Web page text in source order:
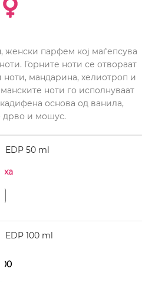
женски парфем кој маѓепсува
Горните ноти се отвораат
мандарина, хелиотроп и
ноти го исполнуваат
основа од ванила,
дрво и мошус.
EDP 50 ml
EDP 100 ml